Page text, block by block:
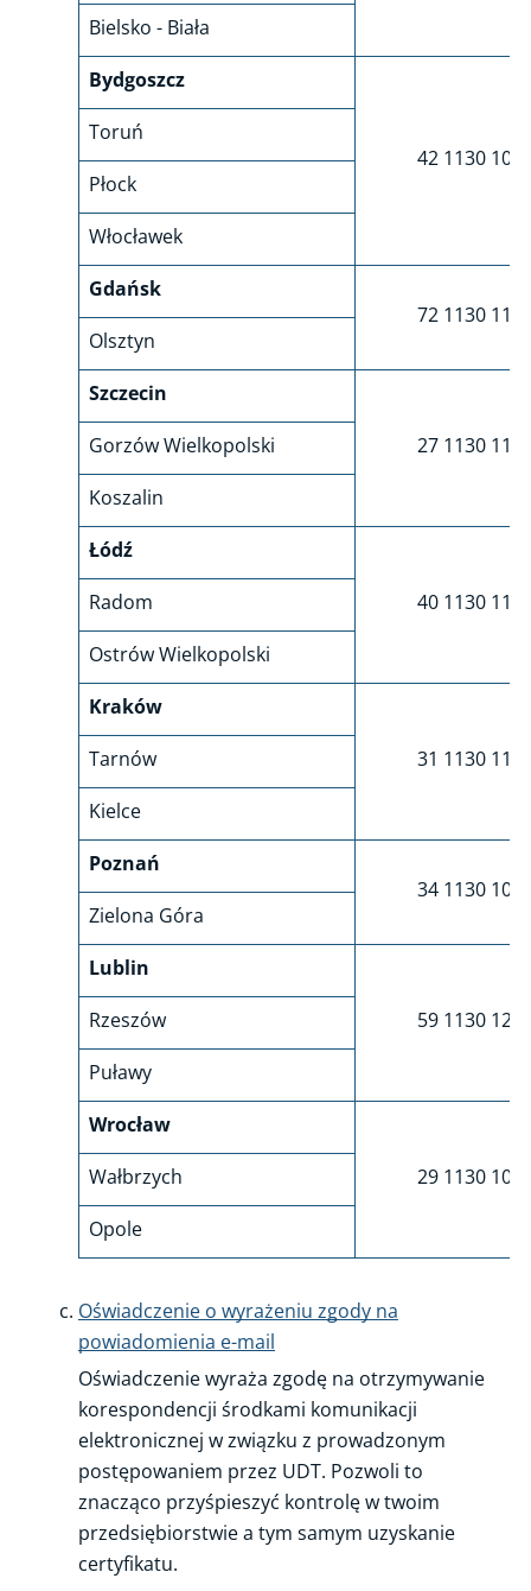
Bielsko - Biała
Bydgoszcz
42 1130
Toruń
Płock
Włocławek
Gdańsk
72 1130
Olsztyn
Szczecin
27 1130
Gorzów Wielkopolski
Koszalin
Łódź
40 1130
Radom
Ostrów Wielkopolski
Kraków
31 1130
Tarnów
Kielce
Poznań
34 1130
Zielona Góra
Lublin
59 1130
Rzeszów
Puławy
Wrocław
29 1130
Wałbrzych
Opole
Oświadczenie o wyrażeniu zgody na
powiadomienia e-mail
Oświadczenie wyraża zgodę na otrzymywanie
korespondencji środkami komunikacji
elektronicznej w związku z prowadzonym
postępowaniem przez UDT. Pozwoli to
znacząco przyśpieszyć kontrolę w twoim
przedsiębiorstwie a tym samym uzyskanie
certyfikatu.